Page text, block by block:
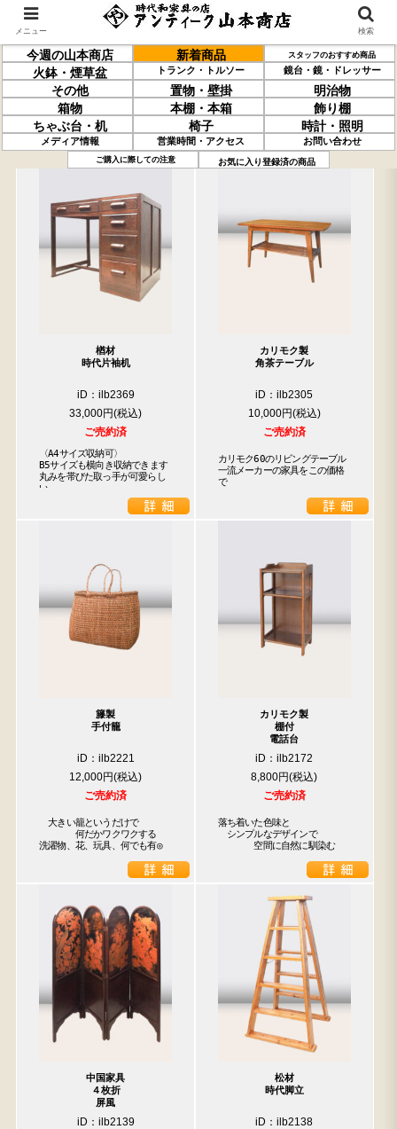
今週の山本商店 新着商品 スタッフのおすすめ商品
火鉢・煙草盆 トランク・トルソー 鏡台・鏡・ドレッサー
その他 置物・壁掛
明治物
箱物
本棚・本箱
飾り棚
ちゃぶ台・机
椅子 時計・照明
メディア情報 営業時間・アクセス お問い合わせ
ご購入に際しての注意 お気に入り登録済の商品
過去の取り扱い商品(4月17日分) 売約済の商品を非表示にする
楢材
時代片袖机
iD：ilb2369
33,000円
ご売約済
〈A4サイズ収納可〉
B5サイズも横向き収納できます
丸みを帯びた取っ手が可愛らし
い
カリモク製
角茶テーブル
iD：ilb2305
10,000円
ご売約済
カリモク60のリビングテーブル
一流メーカーの家具をこの価格
で
籐製
手付籠
iD：ilb2221
12,000円
ご売約済
大きい籠というだけで
何だかワクワクする
洗濯物、花、玩具、何でも有◎
カリモク製
棚付
電話台
iD：ilb2172
8,800円
ご売約済
落ち着いた色味と
シンプルなデザインで
空間に自然に馴染む
中国家具
４枚折
屏風
iD：ilb2139
松材
時代脚立
iD：ilb2138
メニュー 検索